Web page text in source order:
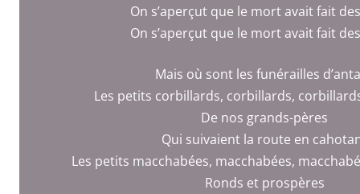
On s’aperçut que le mort avait fait
On s’aperçut que le mort avait fait
Mais où sont les funérailles
Les petits corbillards, corbillards,
De nos grands-pères
Qui suivaient la route en
Les petits macchabées, macchabées,
Ronds et prospères